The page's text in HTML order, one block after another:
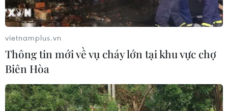
vietnamplus.vn
Thông tin mới về vụ cháy lớn tại khu vực chợ
Biên Hòa